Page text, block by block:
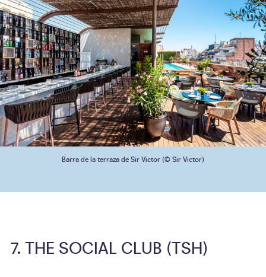
Barra de la terraza de Sir Victor (© Sir Victor)
THE SOCIAL CLUB (TSH)